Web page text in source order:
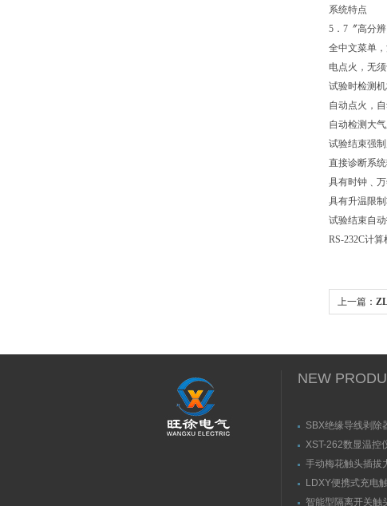
系统特点
5．7〞高分
全中文菜单
电点火，无须
试验时检测
自动点火，自
自动检测大
试验结束强
直接诊断系统
具有时钟﹑万
具有升温限
试验结束自
RS-232C计
上一篇：
NEW
SBX绝缘导线剥除
XST-262数显温控
手动梅花触头插拔
（推拉力）测量仪
LDXY便携式充电
（指）夹紧力测量仪
智能型隔离开关触